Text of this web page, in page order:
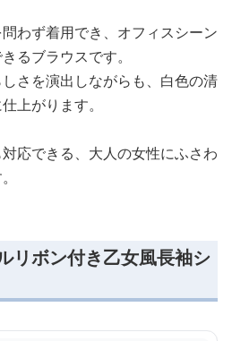
わず着用でき、オフィスシーン
るブラウスです。
さを演出しながらも、白色の清
上がります。
応できる、大人の女性にふさわ
リボン付き乙女風長袖シ